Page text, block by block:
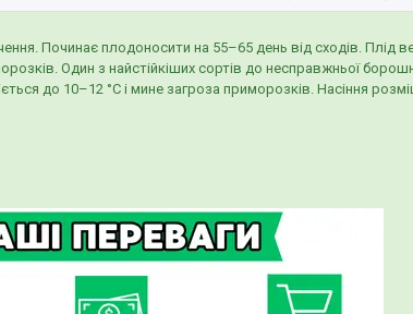
Починає плодоносити на 55–65 день від сходів. Плід
Один з найстійкіших сортів до несправжньої
до 10–12 °С і мине загроза приморозків. Насіння